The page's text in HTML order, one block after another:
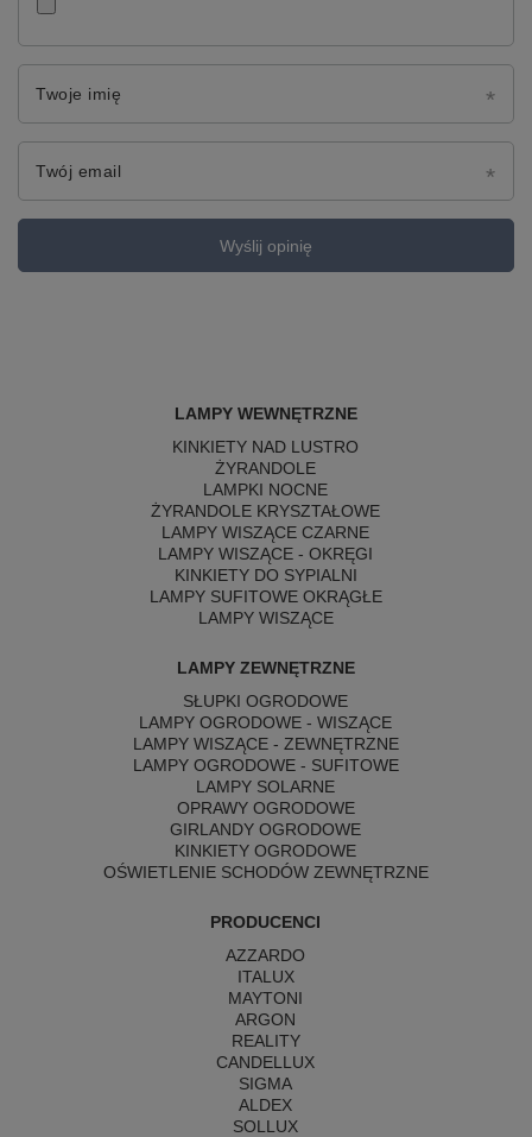
Twoje imię
Twój email
Wyślij opinię
LAMPY WEWNĘTRZNE
KINKIETY NAD LUSTRO
ŻYRANDOLE
LAMPKI NOCNE
ŻYRANDOLE KRYSZTAŁOWE
LAMPY WISZĄCE CZARNE
LAMPY WISZĄCE - OKRĘGI
KINKIETY DO SYPIALNI
LAMPY SUFITOWE OKRĄGŁE
LAMPY WISZĄCE
LAMPY ZEWNĘTRZNE
SŁUPKI OGRODOWE
LAMPY OGRODOWE - WISZĄCE
LAMPY WISZĄCE - ZEWNĘTRZNE
LAMPY OGRODOWE - SUFITOWE
LAMPY SOLARNE
OPRAWY OGRODOWE
GIRLANDY OGRODOWE
KINKIETY OGRODOWE
OŚWIETLENIE SCHODÓW ZEWNĘTRZNE
PRODUCENCI
AZZARDO
ITALUX
MAYTONI
ARGON
REALITY
CANDELLUX
SIGMA
ALDEX
SOLLUX